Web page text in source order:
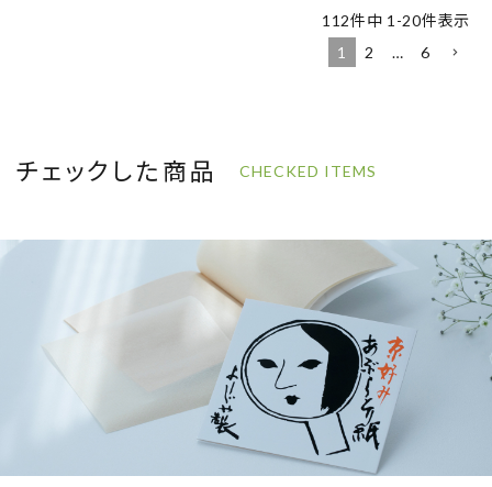
112件中 1 -20件表示
1
2 … 6
チェックした商品 CHECKED ITEMS